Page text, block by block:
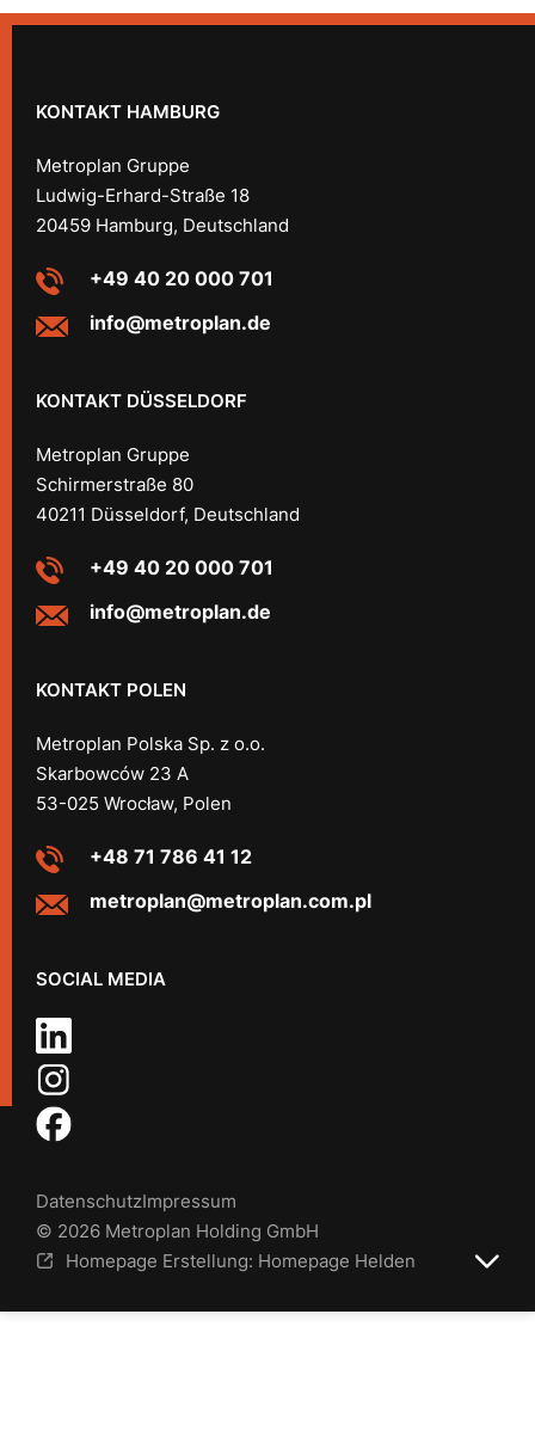
KONTAKT HAMBURG
Metroplan Gruppe
Ludwig-Erhard-Straße 18
20459 Hamburg, Deutschland
+49 40 20 000 701
info@metroplan.de
KONTAKT DÜSSELDORF
Metroplan Gruppe
Schirmerstraße 80
40211 Düsseldorf, Deutschland
+49 40 20 000 701
info@metroplan.de
KONTAKT POLEN
Metroplan Polska Sp. z o.o.
Skarbowców 23 A
53-025 Wrocław, Polen
+48 71 786 41 12
metroplan@metroplan.com.pl
SOCIAL MEDIA
DatenschutzImpressum
© 2026 Metroplan Holding GmbH
Homepage Erstellung: Homepage Helden